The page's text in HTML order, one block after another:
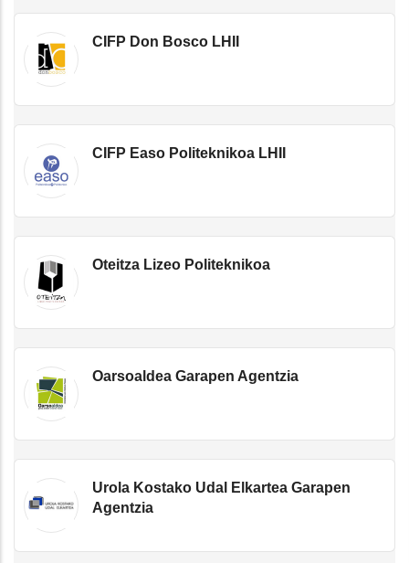
CIFP Don Bosco LHII
CIFP Easo Politeknikoa LHII
Oteitza Lizeo Politeknikoa
Oarsoaldea Garapen Agentzia
Urola Kostako Udal Elkartea Garapen
Agentzia